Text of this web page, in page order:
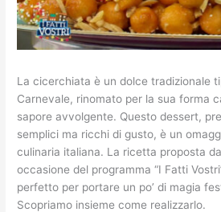
La cicerchiata è un dolce tradizionale
Carnevale, rinomato per la sua forma
sapore avvolgente. Questo dessert,
semplici ma ricchi di gusto, è un
culinaria italiana. La ricetta proposta
occasione del programma “I Fatti
perfetto per portare un po’ di magia
Scopriamo insieme come realizzarlo.